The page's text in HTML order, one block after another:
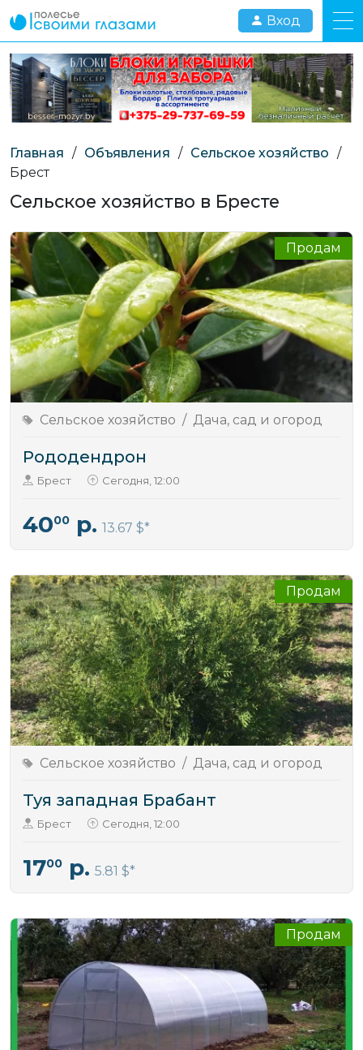
Вход
Главная / Объявления / Сельское хозяйство /
Брест
Сельское хозяйство в Бресте
Сельское хозяйство / Дача, сад и огород
Продам
Рододендрон
Брест Сегодня, 12:00
4000 р. 13.67 $
Сельское хозяйство / Дача, сад и огород
Продам
Туя западная Брабант
Брест Сегодня, 12:00
1700 р. 5.81 $
Продам